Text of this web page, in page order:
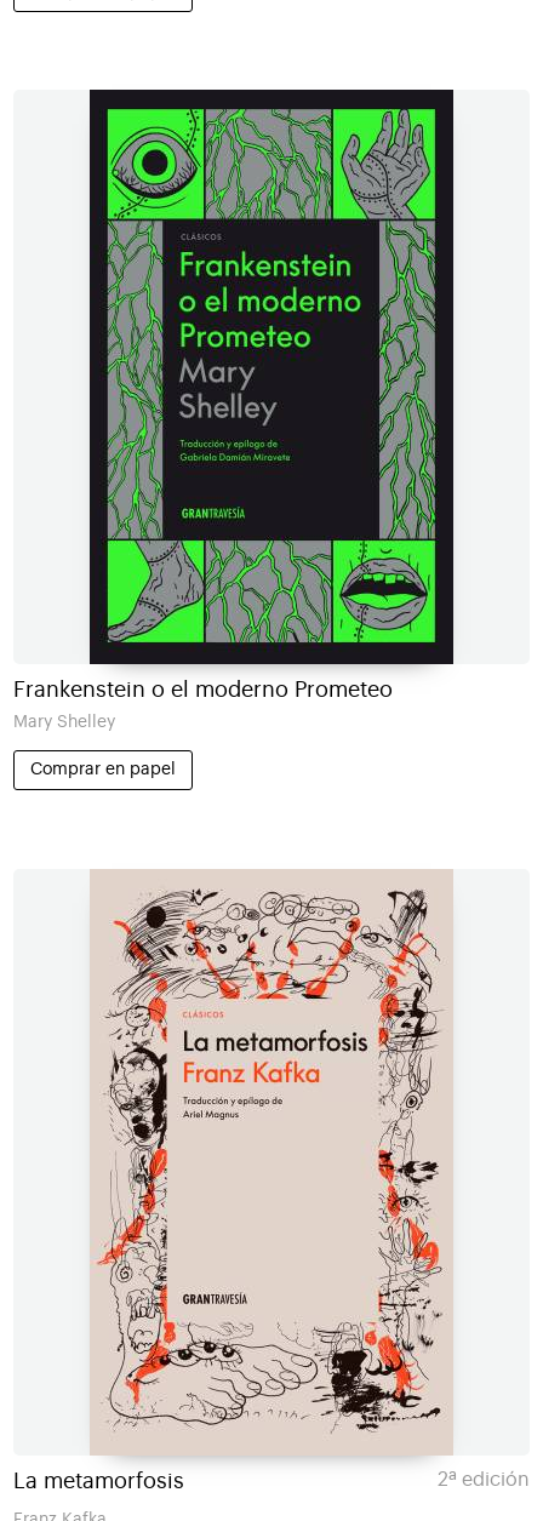
Frankenstein o el moderno Prometeo
Mary Shelley
Comprar en papel
La metamorfosis 2ª edición